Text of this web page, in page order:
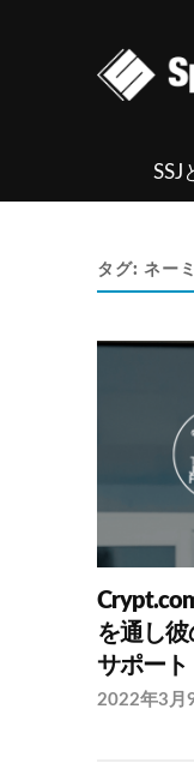
SSJ
タグ: ネー
を通し
サポート
2022年3月